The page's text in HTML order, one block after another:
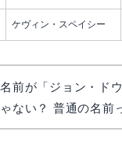
ケヴィン・スペイシー
前が「ジョン・ド
ない？ 普通の名前